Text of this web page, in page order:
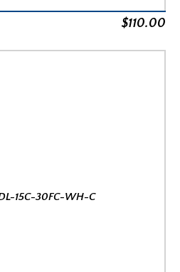
$110.00
15C-30FC-WH-C